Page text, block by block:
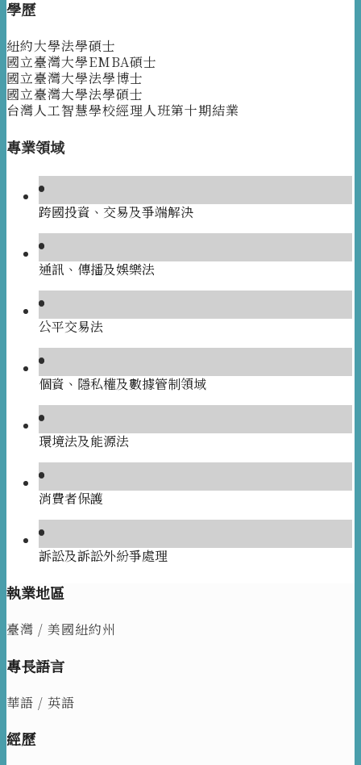
學歷
紐約大學法學碩士
國立臺灣大學EMBA碩士
國立臺灣大學法學博士
國立臺灣大學法學碩士
台灣人工智慧學校經理人班第十期結業
專業領域
跨國投資、交易及爭端解決
通訊、傳播及娛樂法
公平交易法
個資、隱私權及數據管制領域
環境法及能源法
消費者保護
訴訟及訴訟外紛爭處理
執業地區
臺灣 / 美國紐約州
專長語言
華語 / 英語
經歷